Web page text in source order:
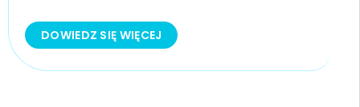
DOWIEDZ SIĘ WIĘCEJ